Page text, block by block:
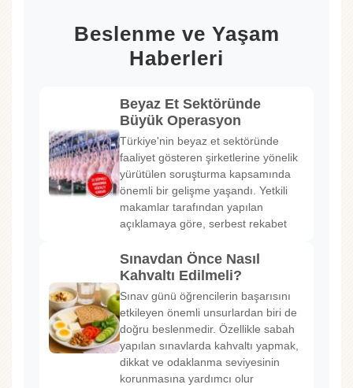
Beslenme ve Yaşam
Haberleri
Beyaz Et Sektöründe
Büyük Operasyon
Türkiye'nin beyaz et sektöründe
faaliyet gösteren şirketlerine yönelik
yürütülen soruşturma kapsamında
önemli bir gelişme yaşandı. Yetkili
makamlar tarafından yapılan
açıklamaya göre, serbest rekabet
Sınavdan Önce Nasıl
Kahvaltı Edilmeli?
Sınav günü öğrencilerin başarısını
etkileyen önemli unsurlardan biri de
doğru beslenmedir. Özellikle sabah
yapılan sınavlarda kahvaltı yapmak,
dikkat ve odaklanma seviyesinin
korunmasına yardımcı olur